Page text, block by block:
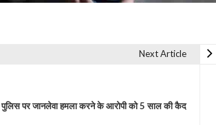
Next Article
पुलिस पर जानलेवा हमला करने के आरोपी को 5 साल की कैद